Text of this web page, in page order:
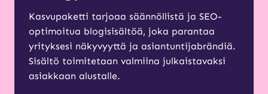
Kasvupaketti tarjoaa säännöllistä ja SEO-
optimoitua blogisisältöä, joka parantaa
yrityksesi näkyvyyttä ja asiantuntijabrändiä.
Sisältö toimitetaan valmiina julkaistavaksi
asiakkaan alustalle.